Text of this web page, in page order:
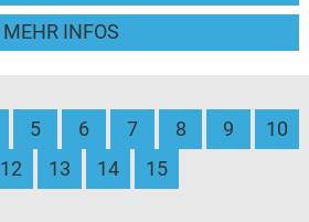
MEHR INFOS
5 6 7 8 9
10
12 13 14 15